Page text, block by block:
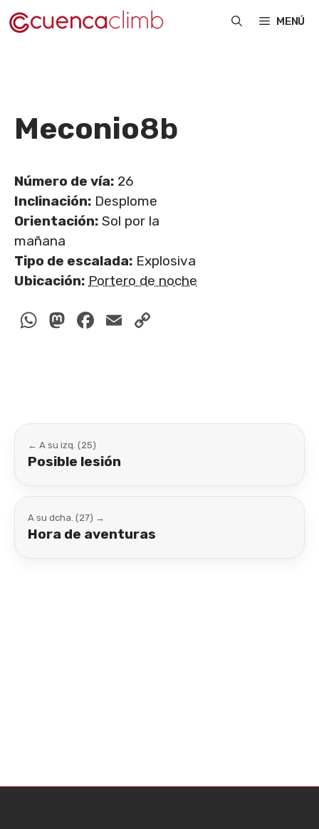
Saltar
al
MENÚ
Meconio8b
Número de vía: 26
Inclinación: Desplome
Orientación: Sol por la
mañana
Tipo de escalada: Explosiva
Ubicación: Portero de noche
WhatsApp
Mastodon
Facebook
Email
← A su izq. (25)
Posible lesión
A su dcha. (27) →
Hora de aventuras